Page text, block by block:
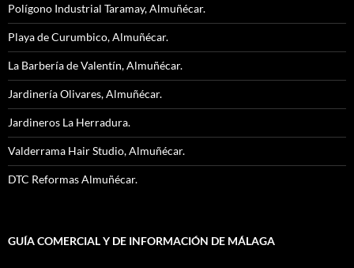
Polígono Industrial Taramay, Almuñécar.
Playa de Curumbico, Almuñécar.
La Barbería de Valentín, Almuñécar.
Jardinería Olivares, Almuñécar.
Jardineros La Herradura.
Valderrama Hair Studio, Almuñécar.
DTC Reformas Almuñécar.
GUÍA COMERCIAL Y DE INFORMACIÓN DE MÁLAGA